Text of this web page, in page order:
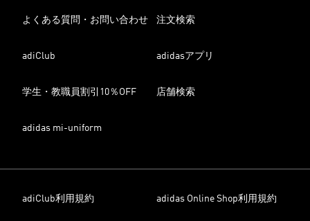
よくある質問・お問い合わせ 注文検索
adiClub adidasアプリ
学生・教職員割引10％OFF 店舗検索
adidas mi-uniform
adiClub利用規約 adidas Online Shop利用規約